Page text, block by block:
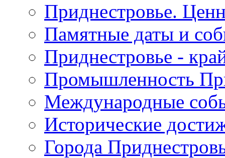
Приднестровье.
Памятные даты и
Приднестровье -
Промышленность
Международные
Исторические
Города